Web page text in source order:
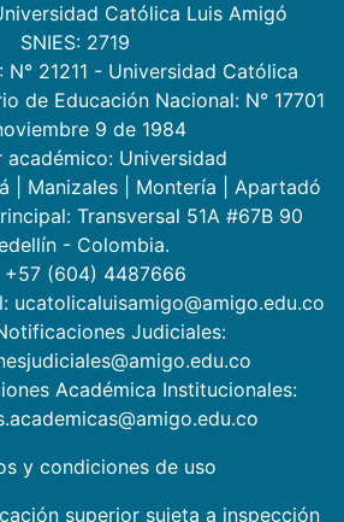
Católica Luis Amigó
SNIES: 2719
N° 21211 - Universidad Católica
de Educación Nacional: N° 17701
9 de 1984
académico: Universidad
Manizales Montería
Apartadó
Transversal 51A #67B 90
- Colombia.
+57 (604) 4487666
ucatolicaluisamigo@amigo.edu.co
Judiciales:
Académica Institucionales:
y condiciones de uso
superior sujeta a inspección